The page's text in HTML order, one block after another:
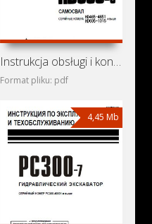
Instrukcja obsługi i konserwacji wywrotek Komatsu HD465-5 i
Format pliku: pdf
4,45 Mb